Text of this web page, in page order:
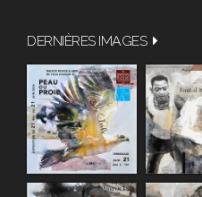
DERNIÈRES IMAGES